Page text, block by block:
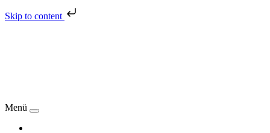
Skip to content
Menü